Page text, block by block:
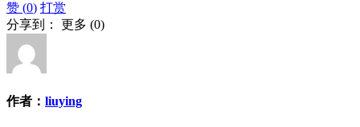
赞 (0) 打赏
分享到： 更多 (0)
作者： liuying